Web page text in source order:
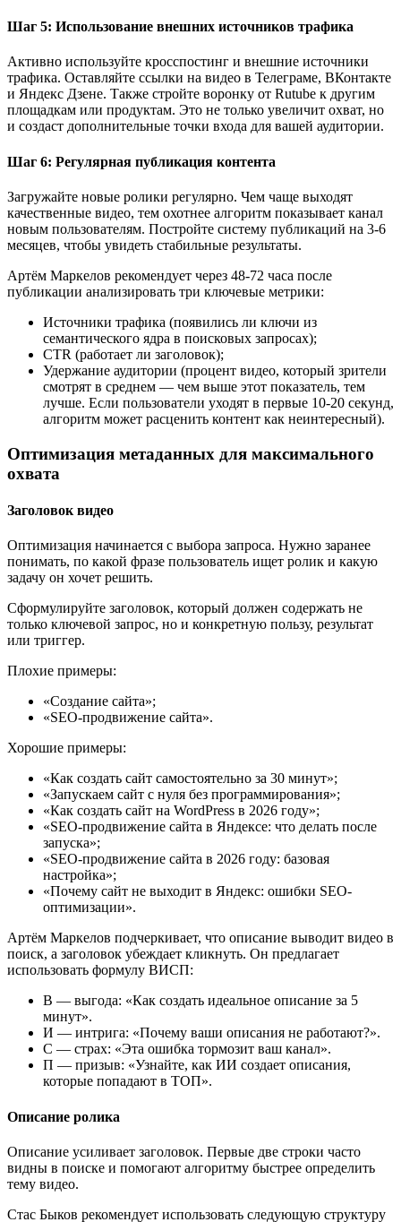
Шаг 5: Использование внешних источников трафика
Активно используйте кросспостинг и внешние источники
трафика. Оставляйте ссылки на видео в Телеграме, ВКонтакте
и Яндекс Дзене. Также стройте воронку от Rutube к другим
площадкам или продуктам. Это не только увеличит охват, но
и создаст дополнительные точки входа для вашей аудитории.
Шаг 6: Регулярная публикация контента
Загружайте новые ролики регулярно. Чем чаще выходят
качественные видео, тем охотнее алгоритм показывает канал
новым пользователям. Постройте систему публикаций на 3-6
месяцев, чтобы увидеть стабильные результаты.
Артём Маркелов рекомендует через 48-72 часа после
публикации анализировать три ключевые метрики:
Источники трафика (появились ли ключи из
семантического ядра в поисковых запросах);
CTR (работает ли заголовок);
Удержание аудитории (процент видео, который зрители
смотрят в среднем — чем выше этот показатель, тем
лучше. Если пользователи уходят в первые 10-20 секунд,
алгоритм может расценить контент как неинтересный).
Оптимизация метаданных для максимального
охвата
Заголовок видео
Оптимизация начинается с выбора запроса. Нужно заранее
понимать, по какой фразе пользователь ищет ролик и какую
задачу он хочет решить.
Сформулируйте заголовок, который должен содержать не
только ключевой запрос, но и конкретную пользу, результат
или триггер.
Плохие примеры:
«Создание сайта»;
«SEO-продвижение сайта».
Хорошие примеры:
«Как создать сайт самостоятельно за 30 минут»;
«Запускаем сайт с нуля без программирования»;
«Как создать сайт на WordPress в 2026 году»;
«SEO-продвижение сайта в Яндексе: что делать после
запуска»;
«SEO-продвижение сайта в 2026 году: базовая
настройка»;
«Почему сайт не выходит в Яндекс: ошибки SEO-
оптимизации».
Артём Маркелов подчеркивает, что описание выводит видео в
поиск, а заголовок убеждает кликнуть. Он предлагает
использовать формулу ВИСП:
В — выгода: «Как создать идеальное описание за 5
минут».
И — интрига: «Почему ваши описания не работают?».
С — страх: «Эта ошибка тормозит ваш канал».
П — призыв: «Узнайте, как ИИ создает описания,
которые попадают в ТОП».
Описание ролика
Описание усиливает заголовок. Первые две строки часто
видны в поиске и помогают алгоритму быстрее определить
тему видео.
Стас Быков рекомендует использовать следующую структуру